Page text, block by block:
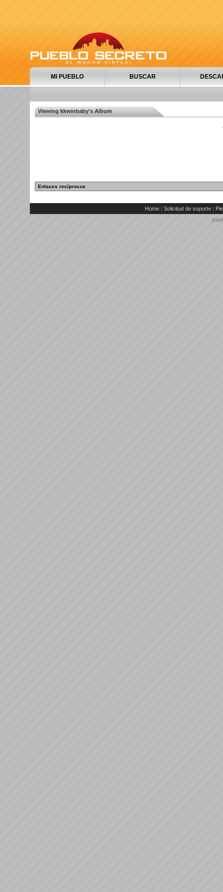
MI PUEBLO BUSCAR
Viewing kkwinbaby's Album
Enlaces recíprocos
Home Solicitud de soporte